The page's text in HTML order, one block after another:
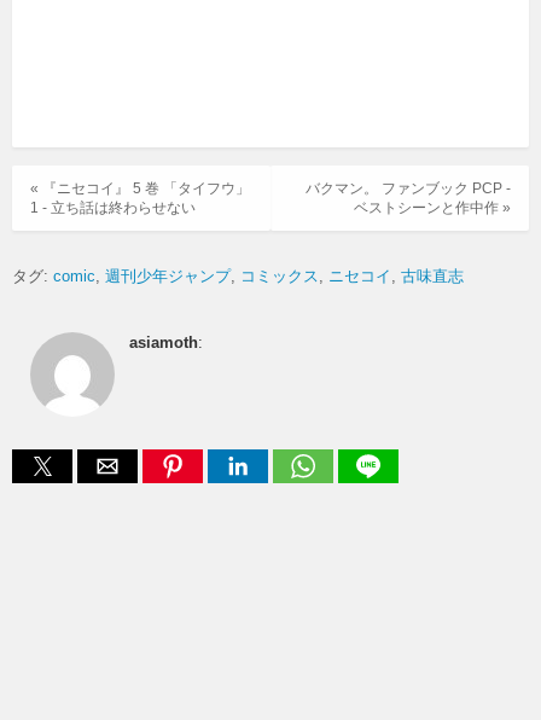
バクマン。 ファンブック PCP -
ベストシーンと作中作 »
« 『ニセコイ』 5 巻 「タイフウ」
1 - 立ち話は終わらせない
タグ: comic 週刊少年ジャンプ コミックス ニセコイ 古味直志
asiamoth: